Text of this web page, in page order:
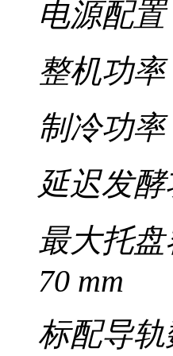
电源配置
整机功率
制冷功率
延迟发酵
最大托盘
70 mm
标配导